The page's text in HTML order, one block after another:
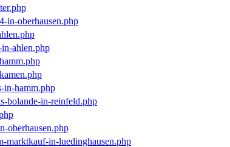
in-oberhausen.php
ahlen.php
in-hamm.php
bolande-in-reinfeld.php
oberhausen.php
marktkauf-in-luedinghausen.php